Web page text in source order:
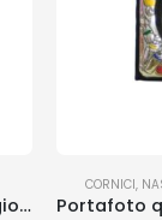
Album con coccarda e angioletto
CORNICI,